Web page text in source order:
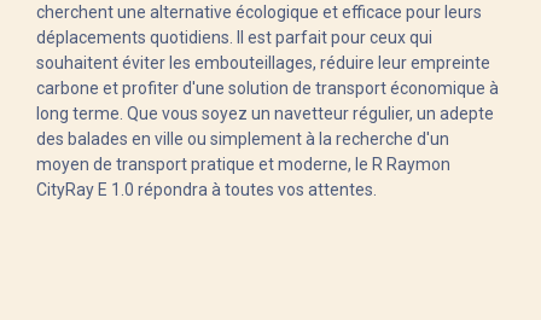
cherchent une alternative écologique et efficace pour leurs
déplacements quotidiens. Il est parfait pour ceux qui
souhaitent éviter les embouteillages, réduire leur empreinte
carbone et profiter d'une solution de transport économique à
long terme. Que vous soyez un navetteur régulier, un adepte
des balades en ville ou simplement à la recherche d'un
moyen de transport pratique et moderne, le R Raymon
CityRay E 1.0 répondra à toutes vos attentes.